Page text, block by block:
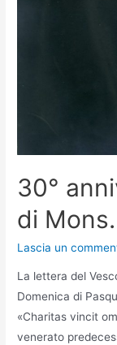
30°
di
Lascia un
La lettera del
Domenica di
«Charitas vincit
venerato